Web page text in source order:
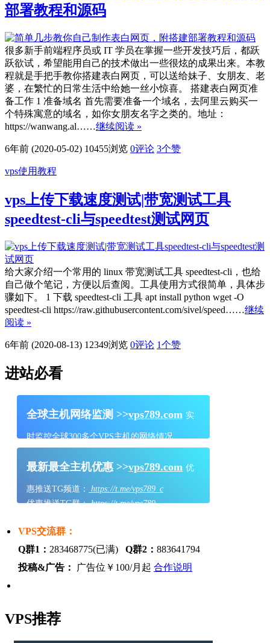
部署教程和源码
很多新手前端程序员或 IT 学员在掌握一些开发技巧后，都跃
跃欲试，希望能用自己的技术做出一些很炫的成果出来。本教
程就是手把手教你搭建表白网页，可以送给妹子、女朋友、老
婆，在繁忙的日常生活中给她一丝小惊喜。 搭建表白网页准
备工作 1 准备域名 首先需要准备一个域名，去阿里云购买一
个特殊寓意的域名，如你女朋友名字之类的。地址：
https://wanwang.al……继续阅读 »
6年前 (2020-05-02) 10455浏览 0评论 3个赞
vps使用教程
vps上传下载速度测试|带宽测试工具
speedtest-cli与speedtest测试网页
给大家介绍一个常用的 linux 带宽测试工具 speedtest-cli，也给
自己做个笔记，方便以后查阅。工具使用方式很简单，具体步
骤如下。 1 下载 speedtest-cli 工具 apt install python wget -O
speedtest-cli https://raw.githubusercontent.com/sivel/speed……继续
阅读 »
6年前 (2020-08-13) 12349浏览 0评论 1个赞
进站必看
全球主机网络监测 >>vps789.com 实
时监控全球300多个VPS主机的网络情况
最新最全主机优惠 >>vps789.com 优
惠推送TG频道：
https://t.me/vps789_c
优惠推送TG群：https://t.me/vps789
VPS交流群：
Q群1： 283468775(已满) Q群2： 883641794
投稿&广告：
广告位￥100/月起 合作说明
VPS推荐